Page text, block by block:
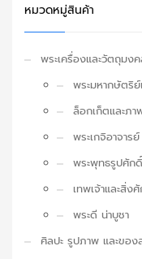
หมวดหมู่สินค้า
พระเครื่องและวัตถุมง
พระมหากษัตริ
ล็อกเก็ตและภา
พระเกจิอาจารย์
พระพุทธรูปศัก
เทพเจ้าและสิ่ง
พระดี น่าบูชา
ศิลปะ รูปภาพ และของ